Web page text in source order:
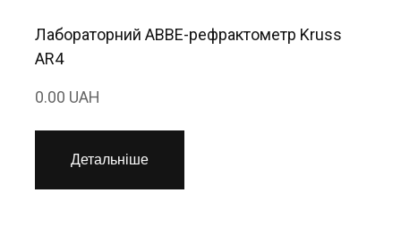
Лабораторний ABBE-рефрактометр Kruss
AR4
0.00 UAH
Детальніше